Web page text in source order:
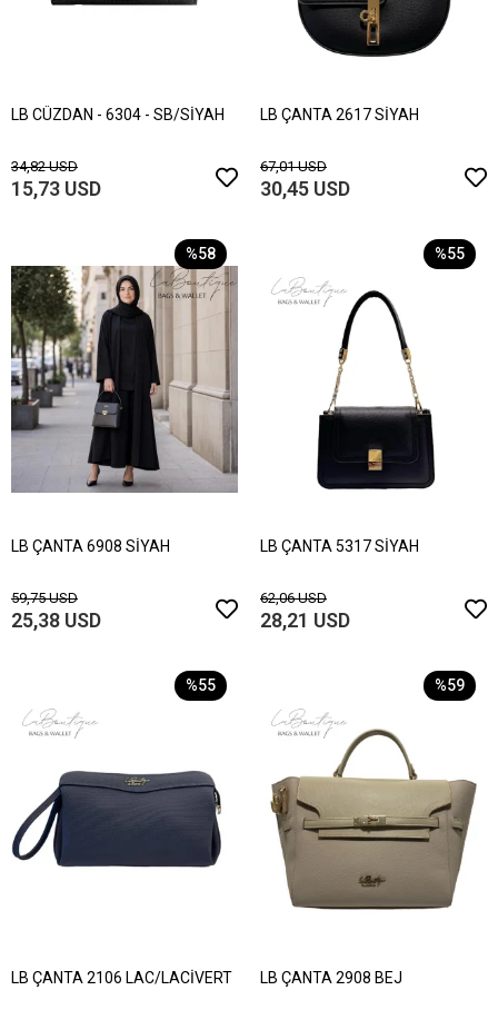
LB CÜZDAN - 6304 - SB/SİYAH
34,82 USD
15,73 USD
LB ÇANTA 2617 SİYAH
67,01 USD
30,45 USD
%58
LB ÇANTA 6908 SİYAH
59,75 USD
25,38 USD
%55
LB ÇANTA 5317 SİYAH
62,06 USD
28,21 USD
%55
LB ÇANTA 2106 LAC/LACİVERT
%59
LB ÇANTA 2908 BEJ